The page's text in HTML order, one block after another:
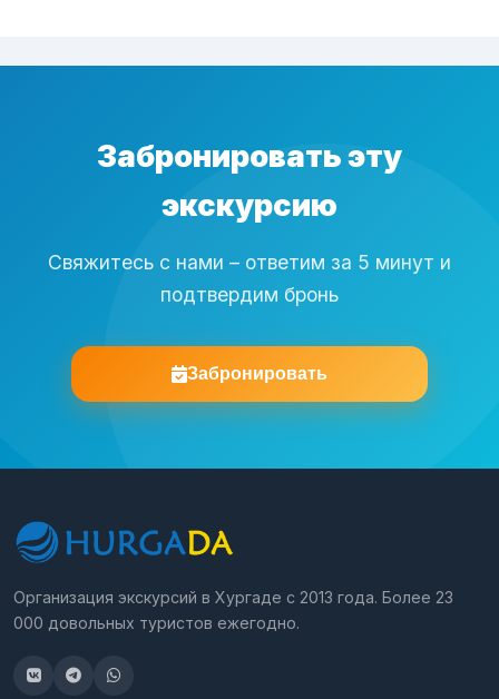
Забронировать эту
экскурсию
Свяжитесь с нами – ответим за 5 минут и
подтвердим бронь
Забронировать
Организация экскурсий в Хургаде с 2013 года. Более 23
000 довольных туристов ежегодно.